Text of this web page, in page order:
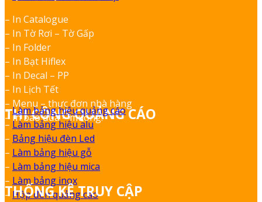
– In Catalogue
– In Tờ Rơi – Tờ Gấp
– In Folder
– In Bạt Hiflex
– In Decal – PP
– In Lịch Tết
– Menu – thực đơn nhà hàng
– In bao đũa – muỗng.
THI CÔNG QUẢNG CÁO
–Làm bảng hiệu quảng cáo
– Làm bảng hiệu alu
– Bảng hiệu đèn Led
– Làm bảng hiệu gỗ
– Làm bảng hiệu mica
– Làm bảng inox
– Hộp đèn quảng cáo
THỐNG KÊ TRUY CẬP